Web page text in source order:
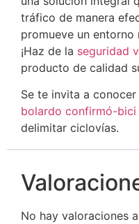
tráfico de manera
promueve un entorno
¡Haz de la seguridad
producto de calidad
Se te invita a
bolardo confirmó-bici
delimitar ciclovías.
No hay valoraciones